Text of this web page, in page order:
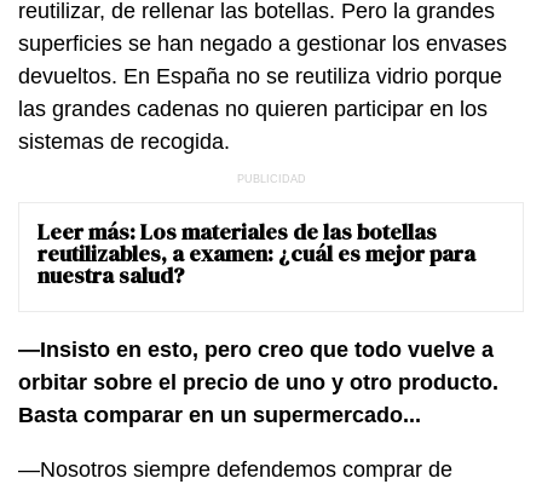
reutilizar, de rellenar las botellas. Pero la grandes
superficies se han negado a gestionar los envases
devueltos. En España no se reutiliza vidrio porque
las grandes cadenas no quieren participar en los
sistemas de recogida.
Leer más:Los materiales de las botellas
reutilizables, a examen: ¿cuál es mejor para
nuestra salud?
—Insisto en esto, pero creo que todo vuelve a
orbitar sobre el precio de uno y otro producto.
Basta comparar en un supermercado...
—Nosotros siempre defendemos comprar de